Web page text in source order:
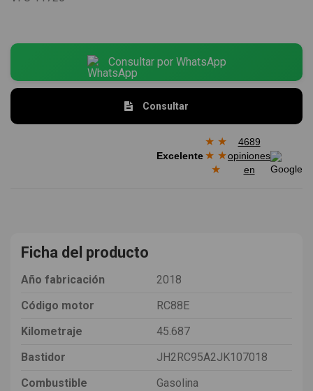
Consultar por WhatsApp
Consultar
Excelente
★ ★
★ ★
★
4689
opiniones
en
Ficha del producto
Año fabricación
2018
Código motor
RC88E
Kilometraje
45.687
Bastidor
JH2RC95A2JK107018
Combustible
Gasolina